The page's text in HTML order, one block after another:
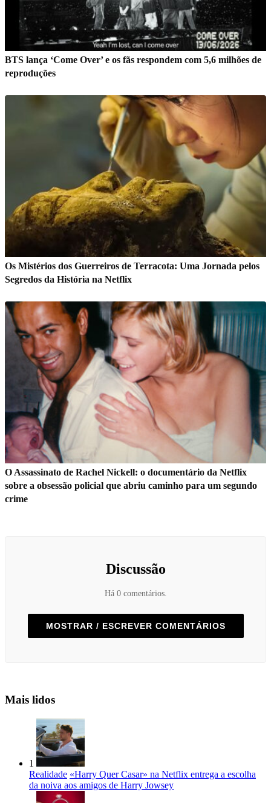
BTS lança ‘Come Over’ e os fãs respondem com 5,6 milhões de
reproduções
Os Mistérios dos Guerreiros de Terracota: Uma Jornada pelos
Segredos da História na Netflix
O Assassinato de Rachel Nickell: o documentário da Netflix
sobre a obsessão policial que abriu caminho para um segundo
crime
Discussão
Há 0 comentários.
MOSTRAR / ESCREVER COMENTÁRIOS
Mais lidos
1
Realidade «Harry Quer Casar» na Netflix entrega a escolha
da noiva aos amigos de Harry Jowsey